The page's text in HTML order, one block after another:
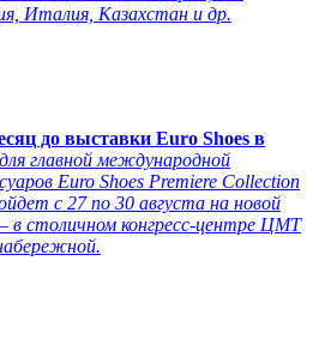
Италия, Казахстан и др.
до выставки Euro Shoes в
главной международной
Euro Shoes Premiere Collection
с 27 по 30 августа на новой
в столичном конгресс-центре ЦМТ